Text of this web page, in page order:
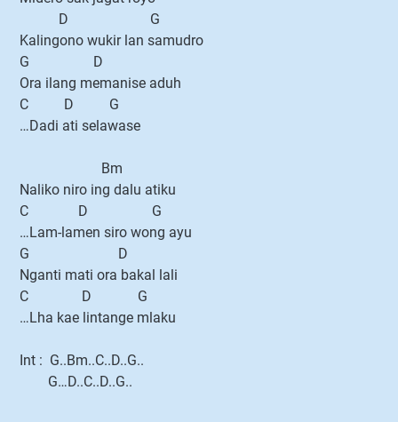
D G
Kalingono wukir lan samudro
G D
Ora ilang memanise aduh
C D G
…Dadi ati selawase
Bm
Naliko niro ing dalu atiku
C D G
…Lam-lamen siro wong ayu
G D
Nganti mati ora bakal lali
C D G
…Lha kae lintange mlaku
Int : G..Bm..C..D..G..
G…D..C..D..G..